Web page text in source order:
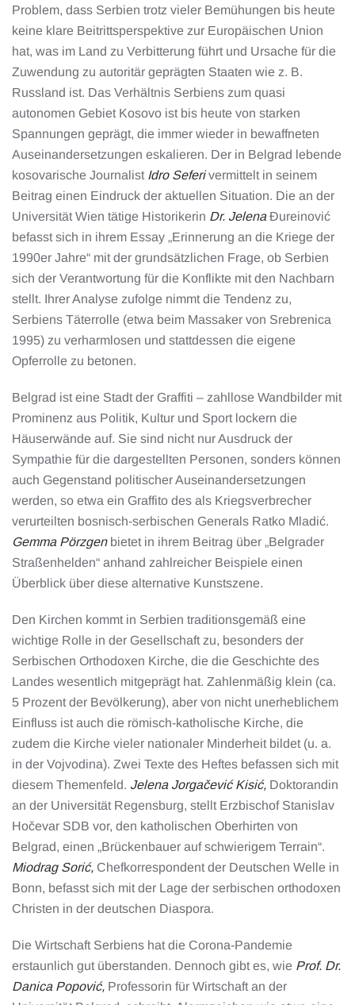
Problem, dass Serbien trotz vieler Bemühungen bis heute
keine klare Beitrittsperspektive zur Europäischen Union
hat, was im Land zu Verbitterung führt und Ursache für die
Zuwendung zu autoritär geprägten Staaten wie z. B.
Russland ist. Das Verhältnis Serbiens zum quasi
autonomen Gebiet Kosovo ist bis heute von starken
Spannungen geprägt, die immer wieder in bewaffneten
Auseinandersetzungen eskalieren. Der in Belgrad lebende
kosovarische Journalist Idro Seferivermittelt in seinem
Beitrag einen Eindruck der aktuellen Situation. Die an der
Universität Wien tätige Historikerin Dr. JelenaĐureinović
befasst sich in ihrem Essay „Erinnerung an die Kriege der
1990er Jahre“ mit der grundsätzlichen Frage, ob Serbien
sich der Verantwortung für die Konflikte mit den Nachbarn
stellt. Ihrer Analyse zufolge nimmt die Tendenz zu,
Serbiens Täterrolle (etwa beim Massaker von Srebrenica
1995) zu verharmlosen und stattdessen die eigene
Opferrolle zu betonen.
Belgrad ist eine Stadt der Graffiti – zahllose Wandbilder mit
Prominenz aus Politik, Kultur und Sport lockern die
Häuserwände auf. Sie sind nicht nur Ausdruck der
Sympathie für die dargestellten Personen, sonders können
auch Gegenstand politischer Auseinandersetzungen
werden, so etwa ein Graffito des als Kriegsverbrecher
verurteilten bosnisch-serbischen Generals Ratko Mladić.
Gemma Pörzgenbietet in ihrem Beitrag über „Belgrader
Straßenhelden“ anhand zahlreicher Beispiele einen
Überblick über diese alternative Kunstszene.
Den Kirchen kommt in Serbien traditionsgemäß eine
wichtige Rolle in der Gesellschaft zu, besonders der
Serbischen Orthodoxen Kirche, die die Geschichte des
Landes wesentlich mitgeprägt hat. Zahlenmäßig klein (ca.
5 Prozent der Bevölkerung), aber von nicht unerheblichem
Einfluss ist auch die römisch-katholische Kirche, die
zudem die Kirche vieler nationaler Minderheit bildet (u. a.
in der Vojvodina). Zwei Texte des Heftes befassen sich mit
diesem Themenfeld. Jelena Jorgačević Kisić, Doktorandin
an der Universität Regensburg, stellt Erzbischof Stanislav
Hočevar SDB vor, den katholischen Oberhirten von
Belgrad, einen „Brückenbauer auf schwierigem Terrain“.
Miodrag Sorić, Chefkorrespondent der Deutschen Welle in
Bonn, befasst sich mit der Lage der serbischen orthodoxen
Christen in der deutschen Diaspora.
Die Wirtschaft Serbiens hat die Corona-Pandemie
erstaunlich gut überstanden. Dennoch gibt es, wie Prof. Dr.
Danica Popović, Professorin für Wirtschaft an der